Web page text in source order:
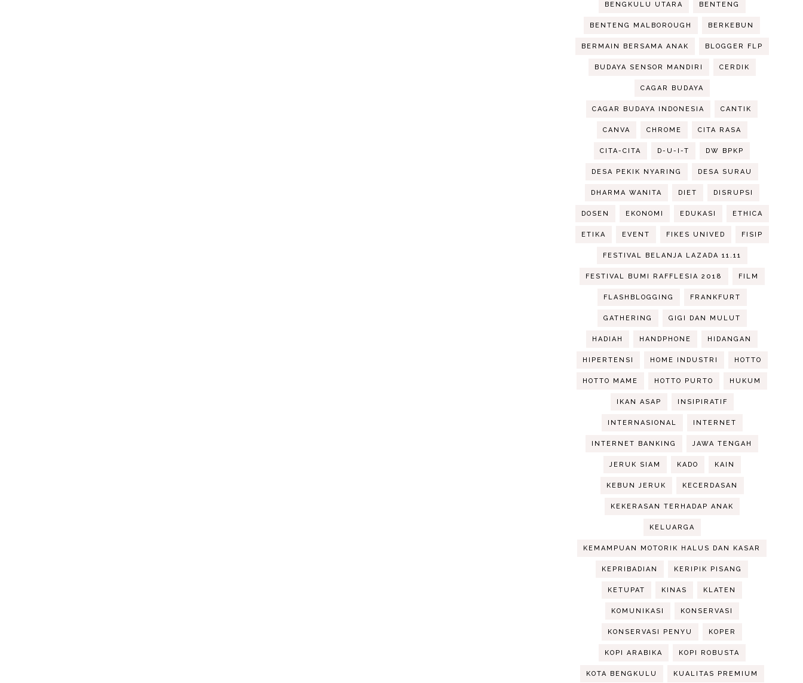
BENGKULU UTARA BENTENG
BENTENG MALBOROUGH BERKEBUN
BERMAIN BERSAMA ANAK BLOGGER FLP
BUDAYA SENSOR MANDIRI CERDIK
CAGAR BUDAYA
CAGAR BUDAYA INDONESIA CANTIK
CANVA CHROME CITA RASA
CITA-CITA D-U-I-T DW BPKP
DESA PEKIK NYARING DESA SURAU
DHARMA WANITA DIET DISRUPSI
DOSEN EKONOMI EDUKASI ETHICA
ETIKA EVENT FIKES UNIVED FISIP
FESTIVAL BELANJA LAZADA 11.11
FESTIVAL BUMI RAFFLESIA 2018 FILM
FLASHBLOGGING FRANKFURT
GATHERING GIGI DAN MULUT
HADIAH HANDPHONE HIDANGAN
HIPERTENSI HOME INDUSTRI HOTTO
HOTTO MAME HOTTO PURTO HUKUM
IKAN ASAP INSIPIRATIF
INTERNASIONAL INTERNET
INTERNET BANKING JAWA TENGAH
JERUK SIAM KADO KAIN
KEBUN JERUK KECERDASAN
KEKERASAN TERHADAP ANAK
KELUARGA
KEMAMPUAN MOTORIK HALUS DAN KASAR
KEPRIBADIAN KERIPIK PISANG
KETUPAT KINAS KLATEN
KOMUNIKASI KONSERVASI
KONSERVASI PENYU KOPER
KOPI ARABIKA KOPI ROBUSTA
KOTA BENGKULU KUALITAS PREMIUM